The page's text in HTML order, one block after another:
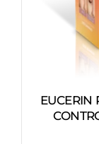
EUCERIN